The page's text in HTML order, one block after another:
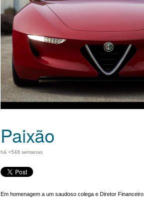
Paixão
há +548 semanas
Em homenagem a um saudoso colega e Diretor